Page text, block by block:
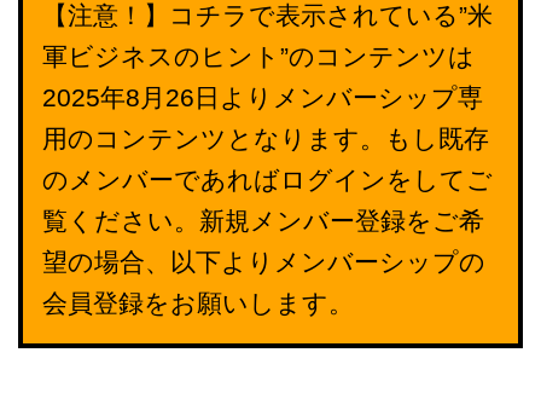
【注意！】コチラで表示されている”米
軍ビジネスのヒント”のコンテンツは
2025年8月26日よりメンバーシップ専
用のコンテンツとなります。もし既存
のメンバーであればログインをしてご
覧ください。新規メンバー登録をご希
望の場合、以下よりメンバーシップの
会員登録をお願いします。